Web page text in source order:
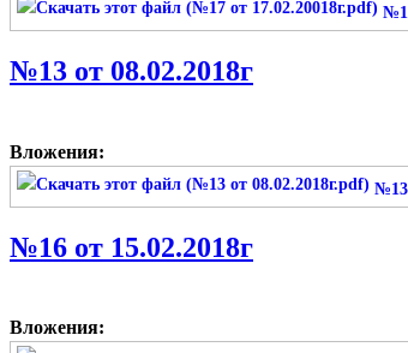
№13 от 08.02.2018г
Вложения:
№13
№16 от 15.02.2018г
Вложения: